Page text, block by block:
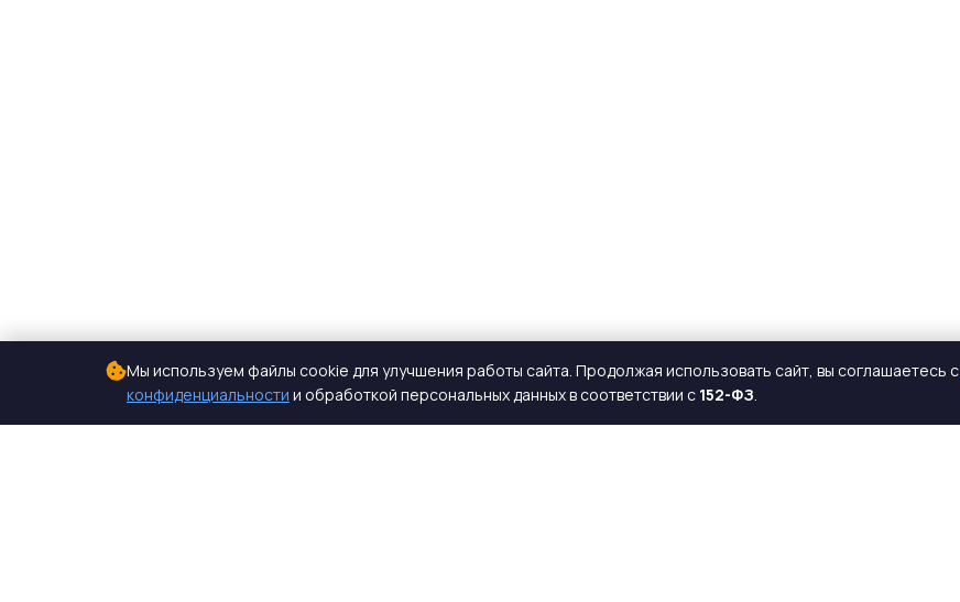
Мы используем файлы cookie для улучшения работы сайта. Продолжая использовать сайт, вы соглашаетесь с
конфиденциальности и обработкой персональных данных в соответствии с 152-ФЗ.